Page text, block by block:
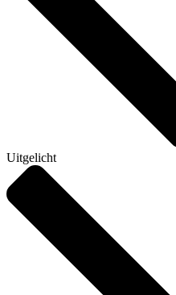
Uitgelicht